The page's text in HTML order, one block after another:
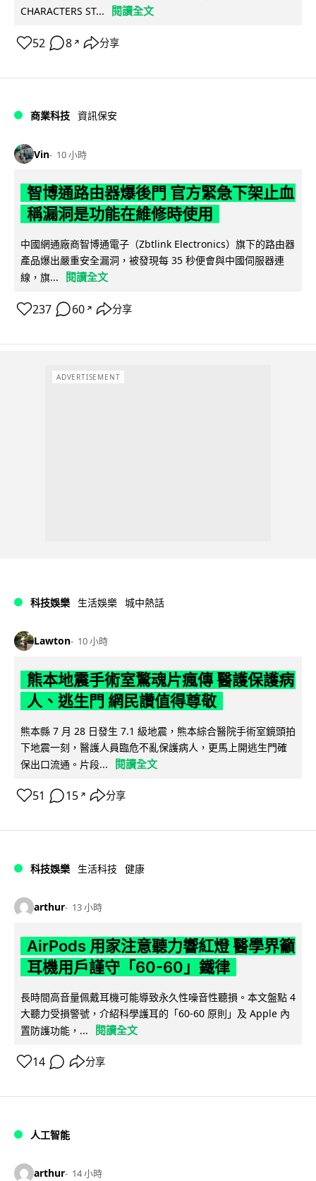
CHARACTERS ST...
閱讀全文
52 8 ↗ 分享
商業科技 資訊保安
Vin 10 小時
智博通路由器爆後門 官方緊急下架止血
稱漏洞是功能在維修時使用
中國網通廠商智博通電子（Zbtlink Electronics）旗下的路由器
產品爆出嚴重安全漏洞，被發現每 35 秒便會與中國伺服器連
線，旗...
閱讀全文
237 60 ↗ 分享
ADVERTISEMENT
科技娛樂 生活娛樂 城中熱話
Lawton 10 小時
熊本地震手術室驚魂片瘋傳 醫護保護病
人、逃生門 網民讚值得尊敬
熊本縣 7 月 28 日發生 7.1 級地震，熊本綜合醫院手術室鏡頭拍
下地震一刻，醫護人員臨危不亂保護病人，更馬上開逃生門確
保出口流通。片段...
閱讀全文
51 15 ↗ 分享
科技娛樂 生活科技 健康
arthur 13 小時
AirPods 用家注意聽力響紅燈 醫學界籲
耳機用戶謹守「60-60」鐵律
長時間高音量佩戴耳機可能導致永久性噪音性聽損。本文盤點 4
大聽力受損警號，介紹科學護耳的「60-60 原則」及 Apple 內
置防護功能，...
閱讀全文
14 分享
人工智能
arthur 14 小時